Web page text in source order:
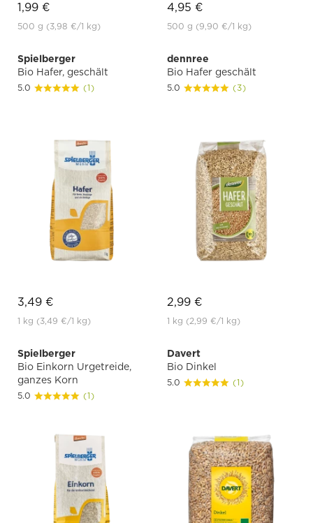
1,99 €
500 g (3,98 €/1 kg)
4,95 €
500 g (9,90 €/1 kg)
Spielberger
Bio Hafer, geschält
5.0 (1)
3,49 €
1 kg (3,49 €/1 kg)
dennree
Bio Hafer geschält
5.0 (3)
2,99 €
1 kg (2,99 €/1 kg)
Spielberger
Bio Einkorn Urgetreide,
ganzes Korn
5.0 (1)
Davert
Bio Dinkel
5.0 (1)